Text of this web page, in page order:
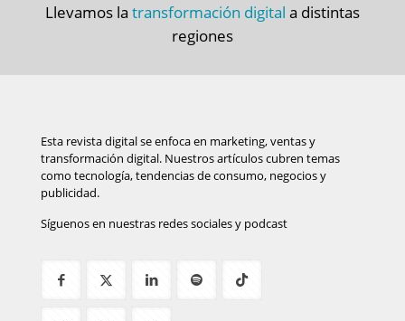
Llevamos la transformación digital a distintas
regiones
Esta revista digital se enfoca en marketing, ventas y
transformación digital. Nuestros artículos cubren temas
como tecnología, tendencias de consumo, negocios y
publicidad.
Síguenos en nuestras redes sociales y podcast